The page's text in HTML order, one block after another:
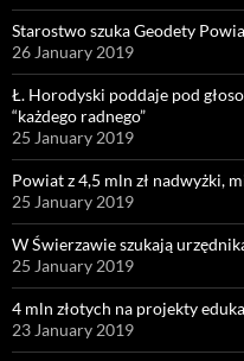
Starostwo szuka Geodety
26 January 2019
Ł. Horodyski poddaje pod
“każdego radnego”
25 January 2019
Powiat z 4,5 mln zł nadwyżki,
25 January 2019
W Świerzawie szukają
25 January 2019
4 mln złotych na projekty
23 January 2019